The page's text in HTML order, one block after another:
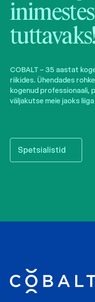
tuttavaks!
COBALT – 35 aastat
riikides. Ühendades
kogenud professionaali,
väljakutse meie jaoks
Spetsialistid